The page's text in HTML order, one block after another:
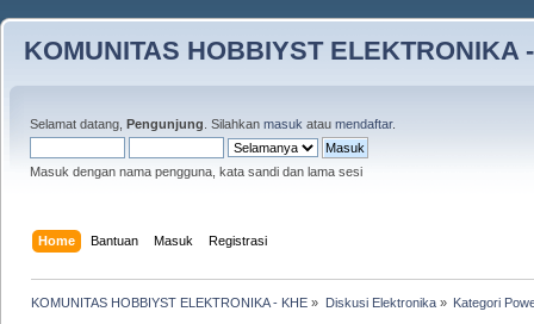
KOMUNITAS HOBBIYST ELEKTRONIKA
Selamat datang, Pengunjung . Silahkan masuk atau mendaftar.
Masuk dengan nama pengguna, kata sandi dan lama sesi
Home Bantuan Masuk Registrasi
KOMUNITAS HOBBIYST ELEKTRONIKA - KHE » Diskusi Elektronika» Kategori